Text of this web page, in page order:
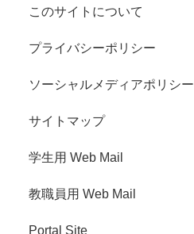
このサイトについて
プライバシーポリシー
ソーシャルメディアポリシー
サイトマップ
学生用 Web Mail
教職員用 Web Mail
Portal Site